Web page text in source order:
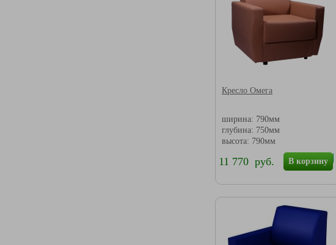
Кресло Омега
ширина: 790мм
глубина: 750мм
высота: 790мм
В корзину
11 770 руб.